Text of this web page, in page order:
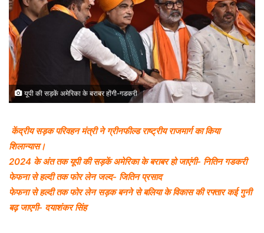
यूपी की सड़कें अमेरिका के बराबर होंगी-गडकरी
केंद्रीय सड़क परिवहन मंत्री ने ग्रीनफील्ड राष्ट्रीय राजमार्ग का किया
शिलान्यास।
2024 के अंत तक यूपी की सड़कें अमेरिका के बराबर हो जाएंगी- नितिन गडकरी
फेफना से हल्दी तक फोर लेन जल्द- जितिन प्रसाद
फेफना से हल्दी तक फोर लेन सड़क बनने से बलिया के विकास की रफ्तार कई गुनी
बढ़ जाएगी- दयाशंकर सिंह